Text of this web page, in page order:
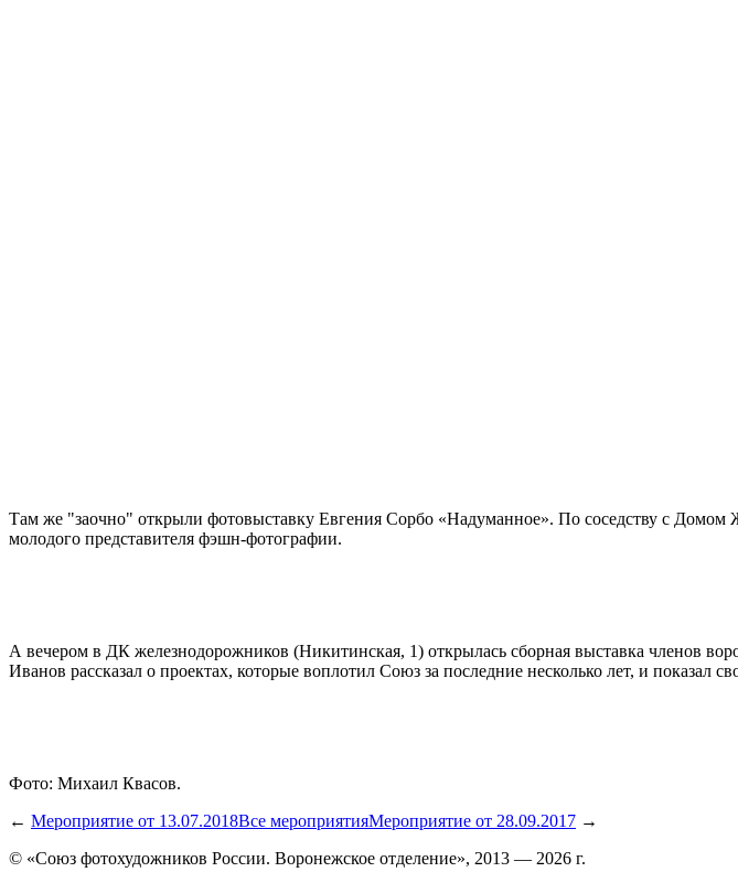
Там же "заочно" открыли фотовыставку Евгения Сорбо «Надуманное». По соседству с Домом
молодого представителя фэшн-фотографии.
А вечером в ДК железнодорожников (Никитинская, 1) открылась сборная выставка членов
Иванов рассказал о проектах, которые воплотил Союз за последние несколько лет, и показал
Фото: Михаил Квасов.
← Мероприятие от 13.07.2018Все мероприятияМероприятие от 28.09.2017 →
© «Союз фотохудожников России. Воронежское отделение», 2013 — 2026 г.